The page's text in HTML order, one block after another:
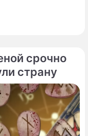
срочно
страну